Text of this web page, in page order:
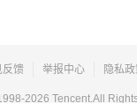
反馈 举报中心 隐私政
2026 Tencent.All